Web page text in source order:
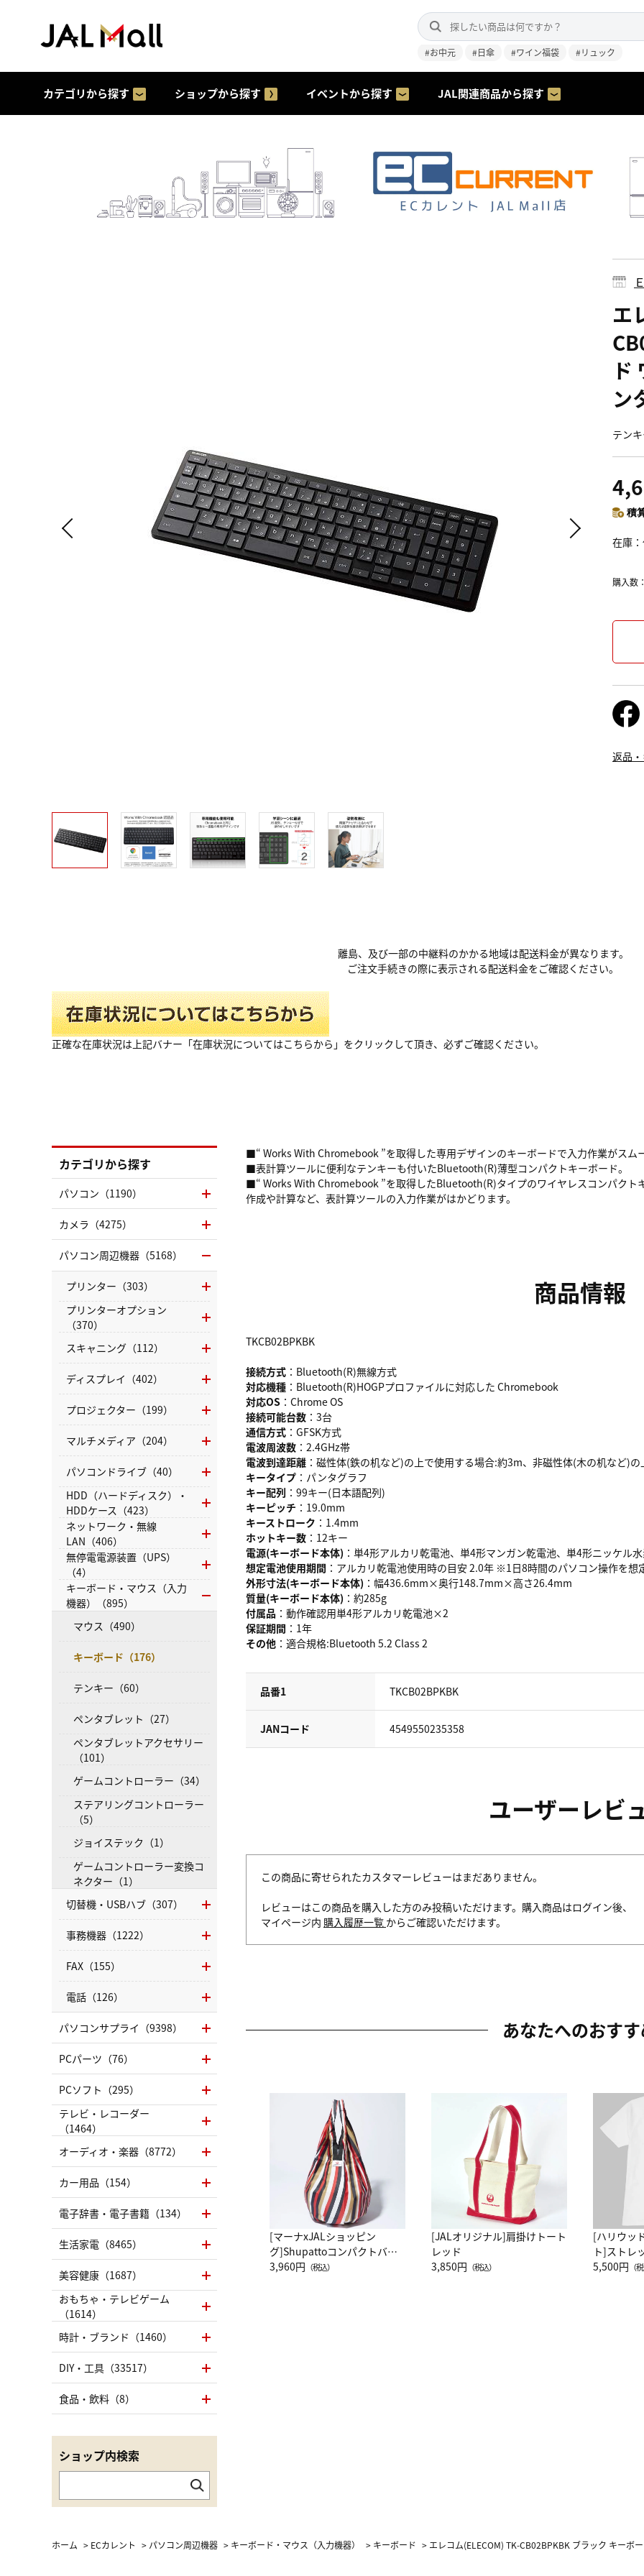
#お中元 #日傘 #ワイン福袋 #リュック
カテゴリから探す ショップから探す イベントから探す JAL関連商品から探す
エ
ド
ン
テン
積
在庫
購入数
返品
離島、及び一部の中継料のかかる地域は配送料金が異なります。
ご注文手続きの際に表示される配送料金をご確認ください。
正確な在庫状況は上記バナー「在庫状況についてはこちらから」をクリックして頂き、必ずご確認ください。
■“ Works With Chromebook ”を取得した専用デザインのキーボードで入力作業がスム
■表計算ツールに便利なテンキーも付いたBluetooth(R)薄型コンパクトキーボード。
■“ Works With Chromebook ”を取得したBluetooth(R)タイプのワイヤレスコンパクト
作成や計算など、表計算ツールの入力作業がはかどります。
商品情報
TKCB02BPKBK
接続方式 ：Bluetooth(R)無線方式
対応機種 ：Bluetooth(R)HOGPプロファイルに対応した Chromebook
対応OS ：Chrome OS
接続可能台数 ：3台
通信方式 ：GFSK方式
電波周波数 ：2.4GHz帯
電波到達距離 ：磁性体(鉄の机など)の上で使用する場合:約3m、非磁性体(木の机など)
キータイプ ：パンタグラフ
キー配列 ：99キー(日本語配列)
キーピッチ ：19.0mm
キーストローク ：1.4mm
ホットキー数 ：12キー
電源(キーボード本体) ：単4形アルカリ乾電池、単4形マンガン乾電池、単4形ニッケル
想定電池使用期間 ：アルカリ乾電池使用時の目安 2.0年 ※1日8時間のパソコン操作を想
外形寸法(キーボード本体) ：幅436.6mm×奥行148.7mm×高さ26.4mm
質量(キーボード本体) ：約285g
付属品 ：動作確認用単4形アルカリ乾電池×2
保証期間 ：1年
その他 ：適合規格:Bluetooth 5.2 Class 2
品番1 TKCB02BPKBK
JANコード 4549550235358
ユーザーレビ
この商品に寄せられたカスタマーレビューはまだありません。
レビューはこの商品を購入した方のみ投稿いただけます。購入商品はログイン後、
マイページ内 購入履歴一覧 からご確認いただけます。
あなたへのおす
[マーナxJALショッピン
グ]Shupattoコンパクトバッ
グ Drop JAL客室乗務員
3,960円 （税込）
[JALオリジナル]肩掛けトート
レッド
3,850円 （税込）
[ハリウッ
ト]ストレ
ーネック
5,500円 （
カテゴリから探す
パソコン（1190）
カメラ（4275）
パソコン周辺機器（5168）
プリンター（303）
プリンターオプション
（370）
スキャニング（112）
ディスプレイ（402）
プロジェクター（199）
マルチメディア（204）
パソコンドライブ（40）
HDD（ハードディスク）・
HDDケース（423）
ネットワーク・無線
LAN（406）
無停電電源装置（UPS）
（4）
キーボード・マウス（入力
機器）（895）
マウス（490）
キーボード（176）
テンキー（60）
ペンタブレット（27）
ペンタブレットアクセサリー
（101）
ゲームコントローラー（34）
ステアリングコントローラー
（5）
ジョイステック（1）
ゲームコントローラー変換コ
ネクター（1）
切替機・USBハブ（307）
事務機器（1222）
FAX（155）
電話（126）
パソコンサプライ（9398）
PCパーツ（76）
PCソフト（295）
テレビ・レコーダー
（1464）
オーディオ・楽器（8772）
カー用品（154）
電子辞書・電子書籍（134）
生活家電（8465）
美容健康（1687）
おもちゃ・テレビゲーム
（1614）
時計・ブランド（1460）
DIY・工具（33517）
食品・飲料（8）
ショップ内検索
ホーム > ECカレント > パソコン周辺機器 > キーボード・マウス（入力機器） > キーボード > エレコム(ELECOM) TK-CB02BPKBK ブラック キー